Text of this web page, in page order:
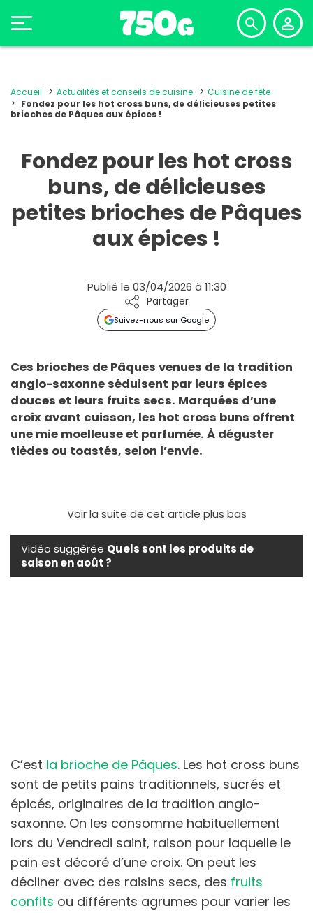
Accueil Actualités et conseils de cuisine
Cuisine de fête
Fondez pour les hot cross buns, de délicieuses petites
brioches de Pâques aux épices !
Fondez pour les hot cross
buns, de délicieuses
petites brioches de Pâques
aux épices !
Publié le 03/04/2026 à 11:30
Partager
Suivez-nous sur Google
Ces brioches de Pâques venues de la tradition
anglo-saxonne séduisent par leurs épices
douces et leurs fruits secs. Marquées d’une
croix avant cuisson, les hot cross buns offrent
une mie moelleuse et parfumée. À déguster
tièdes ou toastés, selon l’envie.
Voir la suite de cet article plus bas
Vidéo suggérée Quels sont les produits de
saison en août ?
C’est la brioche de Pâques. Les hot cross buns
sont de petits pains traditionnels, sucrés et
épicés, originaires de la tradition anglo-
saxonne. On les consomme habituellement
lors du Vendredi saint, raison pour laquelle le
pain est décoré d’une croix. On peut les
décliner avec des raisins secs, des fruits
confits ou différents agrumes pour varier les